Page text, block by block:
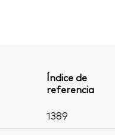
Índice de
referencia
1389